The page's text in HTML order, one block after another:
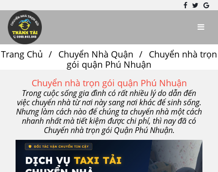
Trang Chủ Chuyển Nhà Quận
Chuyển nhà trọn
gói quận Phú Nhuận
Chuyển nhà trọn gói quận Phú Nhuận
Trong cuộc sống gia đình có rất nhiều lý do dẫn đến
việc chuyển nhà từ nơi này sang nơi khác để sinh sống.
Nhưng làm cách nào để chúng ta chuyển nhà một cách
nhanh nhất mà tiết kiệm được chi phí, thì nay đã có
Chuyển nhà trọn gói Quận Phú Nhuận.